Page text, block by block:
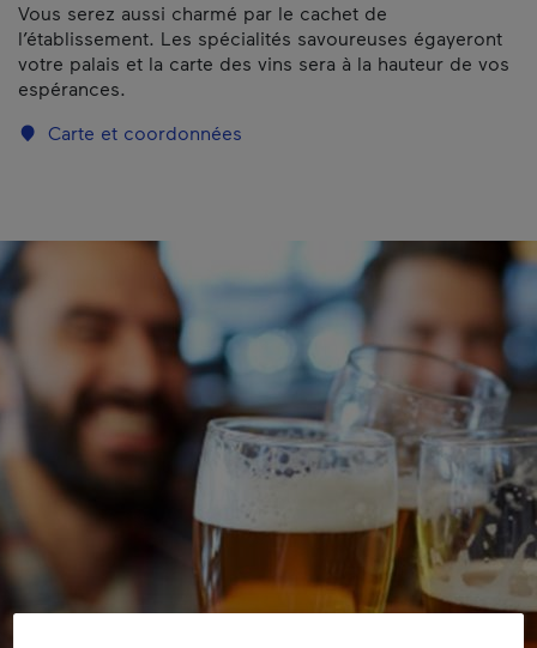
Vous serez aussi charmé par le cachet de
l’établissement. Les spécialités savoureuses égayeront
votre palais et la carte des vins sera à la hauteur de vos
espérances.
Carte et coordonnées